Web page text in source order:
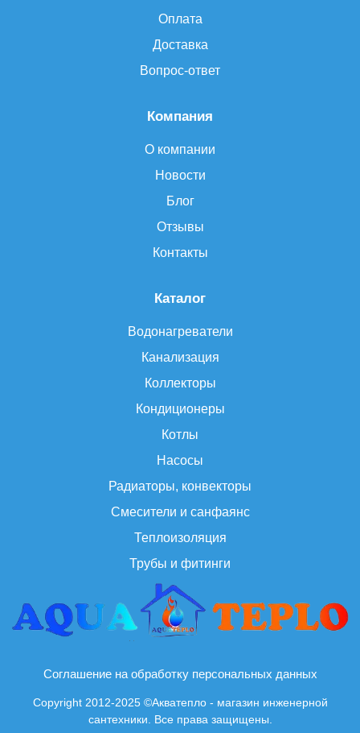
Каталог
Водонагреватели
Канализация
Коллекторы
Кондиционеры
Котлы
Насосы
Радиаторы, конвекторы
Смесители и санфаянс
Теплоизоляция
Трубы и фитинги
Компания
О компании
Новости
Блог
Отзывы
Контакты
Оплата
Доставка
Вопрос-ответ
Соглашение на обработку персональных данных
Copyright 2012-2025 ©Акватепло - магазин инженерной
сантехники. Все права защищены.